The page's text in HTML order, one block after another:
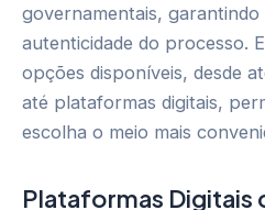
governamentais, garantindo
autenticidade do processo.
opções disponíveis, desde
até plataformas digitais,
escolha o meio mais
Plataformas Digitais